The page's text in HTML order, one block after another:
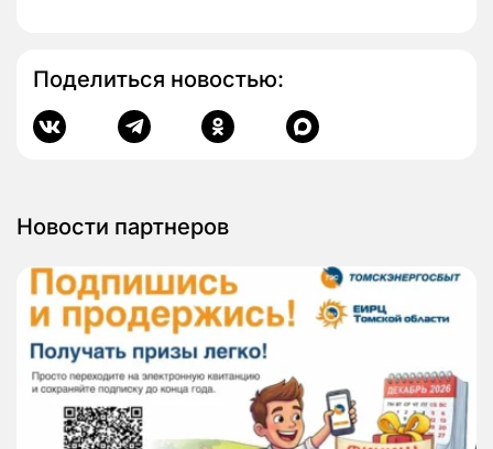
Поделиться новостью:
Новости партнеров